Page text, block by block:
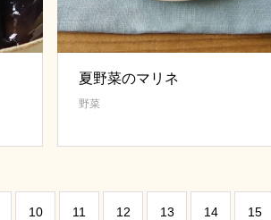
夏野菜のマリネ
野菜
10 11 12 13 14 15